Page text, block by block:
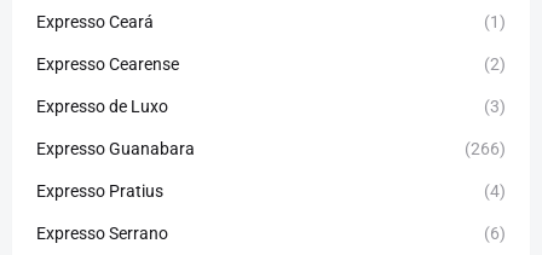
Expresso Ceará (1)
Expresso Cearense (2)
Expresso de Luxo (3)
Expresso Guanabara (266)
Expresso Pratius (4)
Expresso Serrano (6)